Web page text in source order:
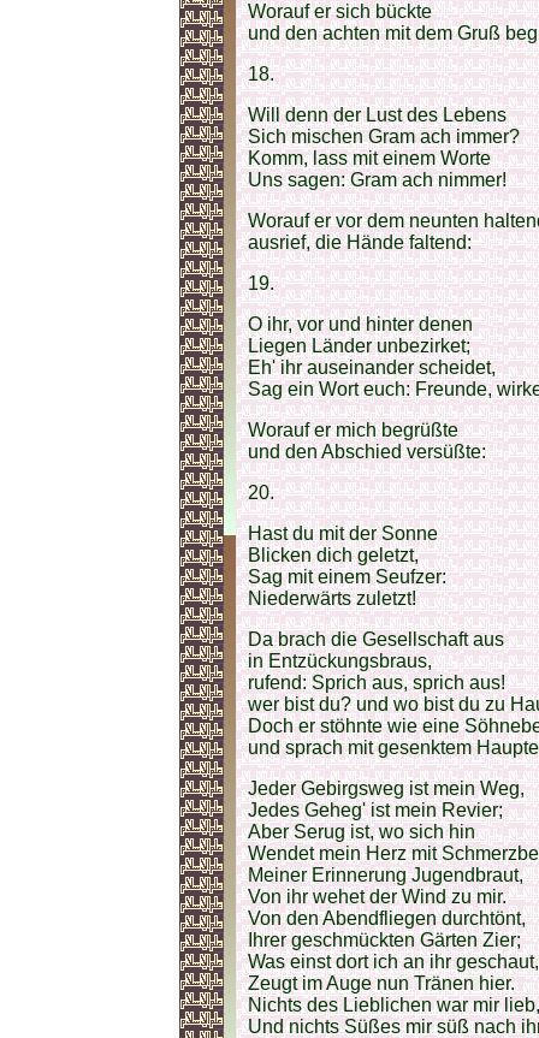
Worauf er sich bückte
und den achten mit dem Gruß
18.
Will denn der Lust des Lebens
Sich mischen Gram ach immer?
Komm, lass mit einem Worte
Uns sagen: Gram ach nimmer!
Worauf er vor dem neunten
ausrief, die Hände faltend:
19.
O ihr, vor und hinter denen
Liegen Länder unbezirket;
Eh' ihr auseinander scheidet,
Sag ein Wort euch: Freunde,
Worauf er mich begrüßte
und den Abschied versüßte:
20.
Hast du mit der Sonne
Blicken dich geletzt,
Sag mit einem Seufzer:
Niederwärts zuletzt!
Da brach die Gesellschaft aus
in Entzückungsbraus,
rufend: Sprich aus, sprich aus!
wer bist du? und wo bist du zu
Doch er stöhnte wie eine
und sprach mit gesenktem
Jeder Gebirgsweg ist mein Weg,
Jedes Geheg' ist mein Revier;
Aber Serug ist, wo sich hin
Wendet mein Herz mit
Meiner Erinnerung Jugendbraut,
Von ihr wehet der Wind zu mir.
Von den Abendfliegen durchtönt,
Ihrer geschmückten Gärten Zier;
Was einst dort ich an ihr geschaut,
Zeugt im Auge nun Tränen hier.
Nichts des Lieblichen war mir lieb,
Und nichts Süßes mir süß nach